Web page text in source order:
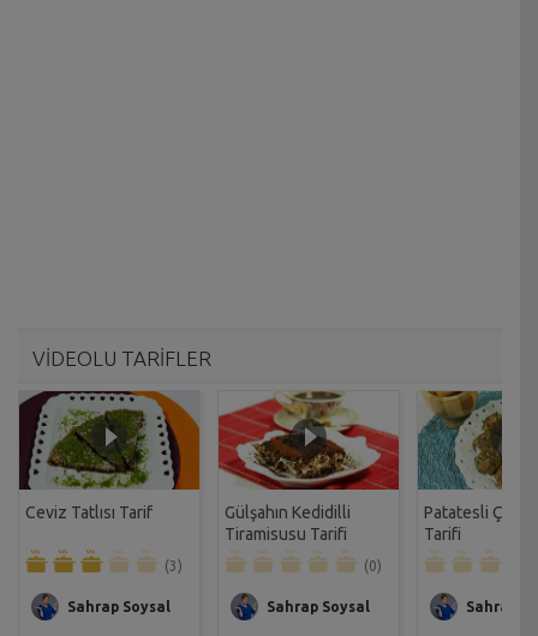
VİDEOLU TARİFLER
Ceviz Tatlısı Tarif
(3)
Sahrap Soysal
Gülşahın Kedidilli
Tiramisusu Tarifi
(0)
Sahrap Soysal
Patatesli Çıtır
Tarifi
Sahrap